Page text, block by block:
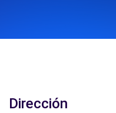
Dirección